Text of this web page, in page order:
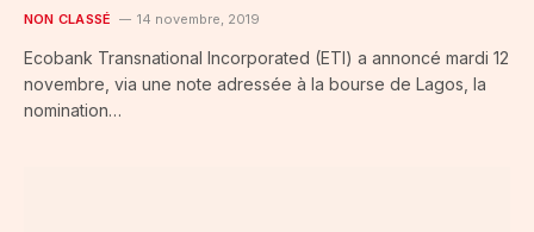
NON CLASSÉ 14 novembre, 2019
Ecobank Transnational Incorporated (ETI) a annoncé mardi 12
novembre, via une note adressée à la bourse de Lagos, la
nomination…